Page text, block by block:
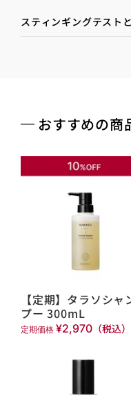
スティンギングテスト
おすすめの商
【定期】タラソシャ
プー 300mL
定期価格 ¥2,970 （税込）